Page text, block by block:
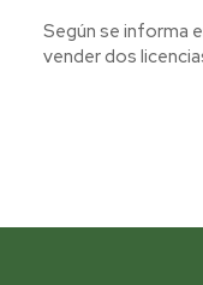
Según se informa
vender dos